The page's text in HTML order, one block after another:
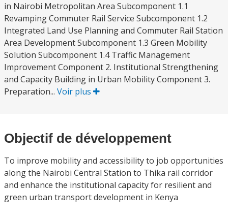
in Nairobi Metropolitan Area Subcomponent 1.1
Revamping Commuter Rail Service Subcomponent 1.2
Integrated Land Use Planning and Commuter Rail Station
Area Development Subcomponent 1.3 Green Mobility
Solution Subcomponent 1.4 Traffic Management
Improvement Component 2. Institutional Strengthening
and Capacity Building in Urban Mobility Component 3.
Preparation... Voir plus
Objectif de développement
To improve mobility and accessibility to job opportunities
along the Nairobi Central Station to Thika rail corridor
and enhance the institutional capacity for resilient and
green urban transport development in Kenya